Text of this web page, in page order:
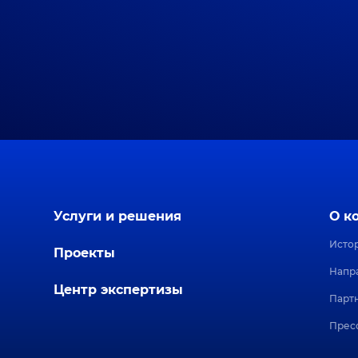
Услуги и решения
Проекты
Центр экспертизы
О